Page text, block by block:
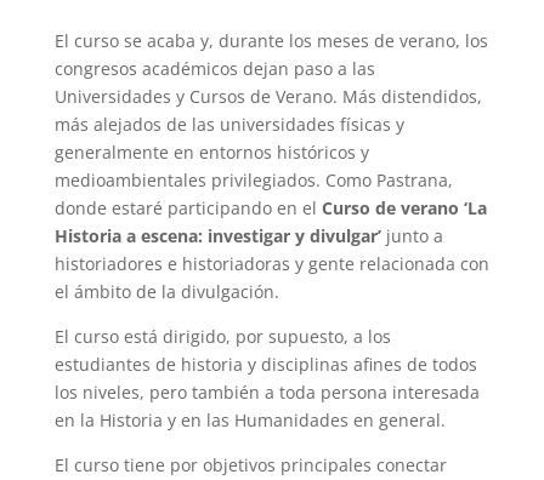
El curso se acaba y, durante los meses de verano, los
congresos académicos dejan paso a las
Universidades y Cursos de Verano. Más distendidos,
más alejados de las universidades físicas y
generalmente en entornos históricos y
medioambientales privilegiados. Como Pastrana,
donde estaré participando en el Curso de verano ‘La
Historia a escena: investigar y divulgar’junto a
historiadores e historiadoras y gente relacionada con
el ámbito de la divulgación.
El curso está dirigido, por supuesto, a los
estudiantes de historia y disciplinas afines de todos
los niveles, pero también a toda persona interesada
en la Historia y en las Humanidades en general.
El curso tiene por objetivos principales conectar